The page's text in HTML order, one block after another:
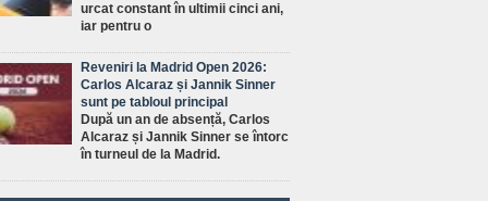
urcat constant în ultimii cinci ani,
iar pentru o
Reveniri la Madrid Open 2026:
Carlos Alcaraz și Jannik Sinner
sunt pe tabloul principal
După un an de absență, Carlos
Alcaraz și Jannik Sinner se întorc
în turneul de la Madrid.